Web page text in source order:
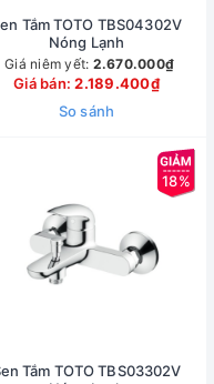
Tắm TOTO TBS04302V
Nóng Lạnh
Giá niêm yết: 2.670.000₫
Giá bán:2.189.400₫
So sánh
18%
Tắm TOTO TBS03302V